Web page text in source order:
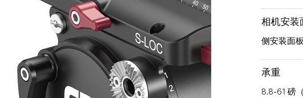
相机安装
侧安装面
承重
8.8-61 磅